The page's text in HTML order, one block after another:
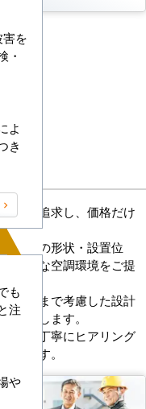
値を追求し、価格だけ
す。
内機の形状・設置位
最適な空調環境をご提
ス性まで考慮した設計
ートします。
望を丁寧にヒアリング
します。
を
・
よ
き
も
注
や